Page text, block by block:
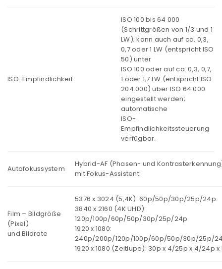
ISO-Empfindlichkeit
ISO 100 bis 64 000
(Schrittgrößen von 1/3 und 1
LW); kann auch auf ca. 0,3,
0,7 oder 1 LW (entspricht ISO
50) unter
ISO 100 oder auf ca. 0,3, 0,7,
1 oder 1,7 LW (entspricht ISO
204.000) über ISO 64.000
eingestellt werden;
automatische
ISO-
Empfindlichkeitssteuerung
verfügbar.
Autofokussystem
Hybrid-AF (Phasen- und
mit Fokus-Assistent
Film – Bildgröße
(Pixel)
und Bildrate
5376 x 3024 (5,4K): 60p/50p/30p/25p/24p.
3840 x 2160 (4K UHD):
120p/100p/60p/50p/30p/25p/24p
1920 x 1080:
240p/200p/120p/100p/60p/50p/30p/25p/
1920 x 1080 (Zeitlupe): 30p x 4/25p x 4/24p x